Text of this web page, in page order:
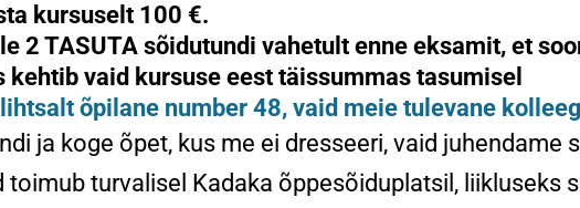
kursuselt 100 €.
2 TASUTA sõidutundi vahetult enne eksamit, et
kehtib vaid kursuse eest täissummas tasumisel
õpilane number 48, vaid meie tulevane
ja koge õpet, kus me ei dresseeri, vaid
turvalisel Kadaka õppesõiduplatsil, liikluseks